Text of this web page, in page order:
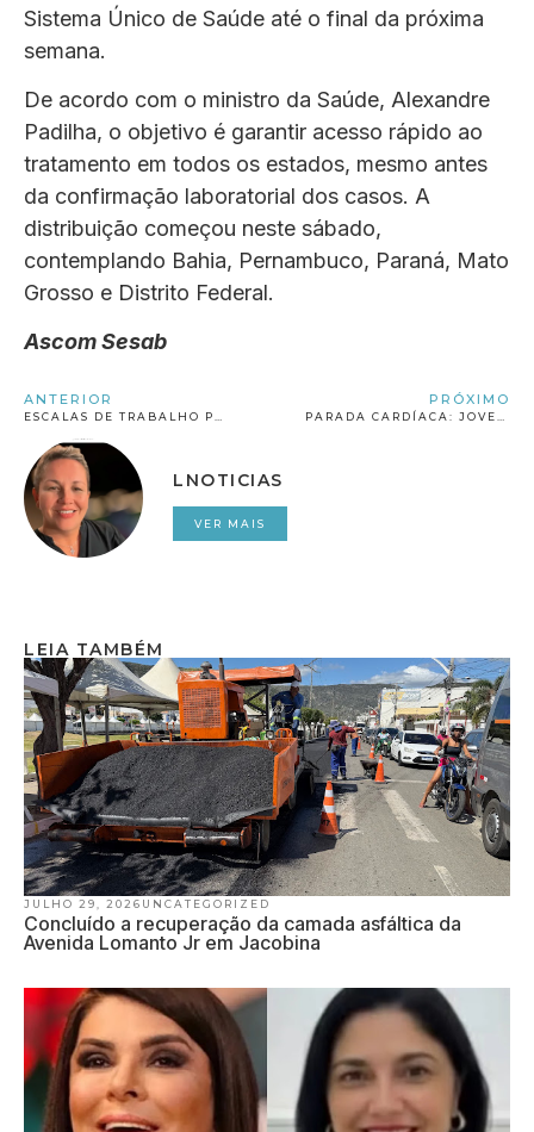
Sistema Único de Saúde até o final da próxima
semana.
De acordo com o ministro da Saúde, Alexandre
Padilha, o objetivo é garantir acesso rápido ao
tratamento em todos os estados, mesmo antes
da confirmação laboratorial dos casos. A
distribuição começou neste sábado,
contemplando Bahia, Pernambuco, Paraná, Mato
Grosso e Distrito Federal.
Ascom Sesab
ANTERIOR PRÓXIMO
LNOTICIAS
VER MAIS
LEIA TAMBÉM
JULHO 29, 2026 UNCATEGORIZED
Concluído a recuperação da camada asfáltica da
Avenida Lomanto Jr em Jacobina